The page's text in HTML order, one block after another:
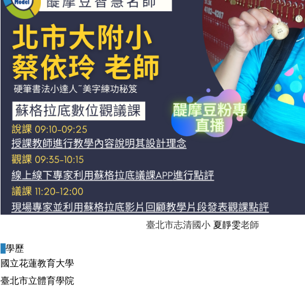
臺北市志清國小 夏靜雯老師
學歷
國立花蓮教育大學
臺北市立體育學院